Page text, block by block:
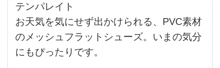
テンパレイト
お天気を気にせず出かけられる、PVC素材
のメッシュフラットシューズ。いまの気分
にもぴったりです。